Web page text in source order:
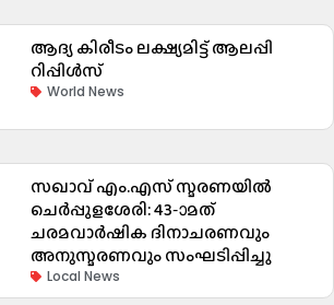
ആദ്യ കിരീടം ലക്ഷ്യമിട്ട് ആലപ്പി
റിപ്പിൾസ്
World News
സഖാവ് എം.എസ് സ്മരണയിൽ
ചെർപ്പുളശേരി: 43-ാമത്
ചരമവാർഷിക ദിനാചരണവും
അനുസ്മരണവും സംഘടിപ്പിച്ചു
Local News